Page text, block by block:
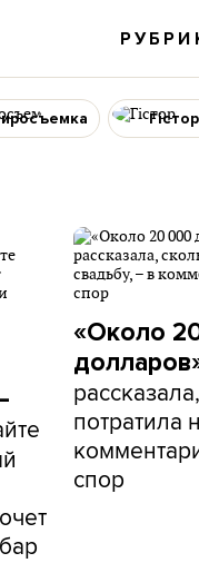
«Около
потратила
спор